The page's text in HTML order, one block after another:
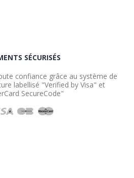
SÉCURISÉS
confiance grâce au système de
labellisé "Verified by Visa" et
SecureCode"